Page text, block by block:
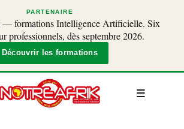
PARTENAIRE
— formations Intelligence Artificielle. Six
professionnels, dès septembre 2026.
Découvrir les formations